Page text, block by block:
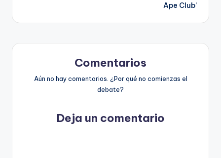
Ape Club’
Comentarios
Aún no hay comentarios. ¿Por qué no comienzas el
debate?
Deja un comentario